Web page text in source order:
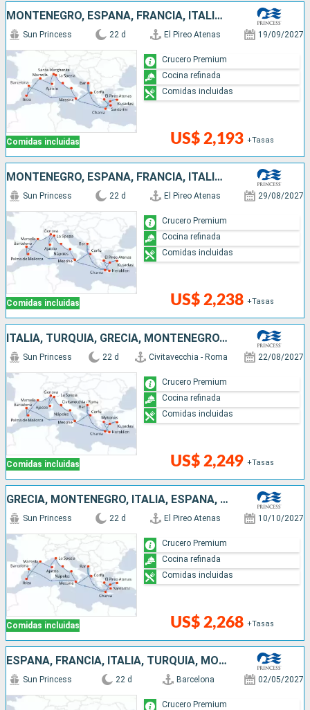
MONTENEGRO, ESPAÑA, FRANCIA, ITALIA, GRECIA, TURQUÍA
Comidas incluidas
Sun Princess 22 d El Pireo Atenas 19/09/2027
US$ 2,193 +Tasas
Crucero Premium
Cocina refinada
Comidas incluidas
MONTENEGRO, ESPAÑA, FRANCIA, ITALIA, TURQUÍA, GRECIA
Comidas incluidas
Sun Princess 22 d El Pireo Atenas 29/08/2027
US$ 2,238 +Tasas
Crucero Premium
Cocina refinada
Comidas incluidas
ITALIA, TURQUÍA, GRECIA, MONTENEGRO, ESPAÑA, FRANCIA
Comidas incluidas
Sun Princess 22 d Civitavecchia - Roma 22/08/2027
US$ 2,249 +Tasas
Crucero Premium
Cocina refinada
Comidas incluidas
GRECIA, MONTENEGRO, ITALIA, ESPAÑA, FRANCIA, TURQUÍA
Comidas incluidas
Sun Princess 22 d El Pireo Atenas 10/10/2027
US$ 2,268 +Tasas
Crucero Premium
Cocina refinada
Comidas incluidas
ESPAÑA, FRANCIA, ITALIA, TURQUÍA, MONTENEGRO, GRECIA
Sun Princess 22 d Barcelona 02/05/2027
Crucero Premium